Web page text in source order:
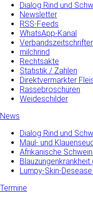
Dialog Rind und
Newsletter
RSS-Feeds
WhatsApp-Kanal
milchrind
Rechtsakte
Statistik / Zahlen
Direktvermarkter
Rassebroschüren
Weideschilder
News
Dialog Rind und
Maul- und­
Afrikanische
Blauzungenkrankheit
Lumpy-Skin-Desease
Termine